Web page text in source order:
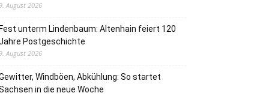
August 2026
unterm Lindenbaum: Altenhain feiert 120
Postgeschichte
August 2026
Windböen, Abkühlung: So startet
in die neue Woche